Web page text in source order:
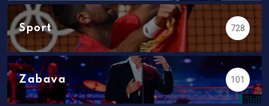
Sport 728
Zabava 101